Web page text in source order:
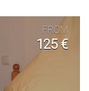
FROM
125 €